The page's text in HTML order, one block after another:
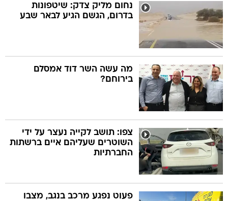
נחום מליק צדק: שיטפונות
בדרום, הגשם הגיע לבאר שבע
מה עשה השר דוד אמסלם
בירוחם?
צפו: תושב לקייה נעצר על ידי
השוטרים שעליהם איים ברשתות
החברתיות
פעוט נפגע מרכב בנגב, מצבו